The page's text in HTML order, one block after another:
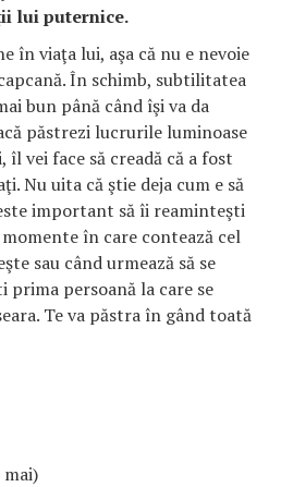
lui puternice.
în viaţa lui, aşa că nu e nevoie
În schimb, subtilitatea
bun până când îşi va da
păstrezi lucrurile luminoase
vei face să creadă că a fost
Nu uita că ştie deja cum e să
important să îi reaminteşti
în care contează cel
sau când urmează să se
prima persoană la care se
Te va păstra în gând toată